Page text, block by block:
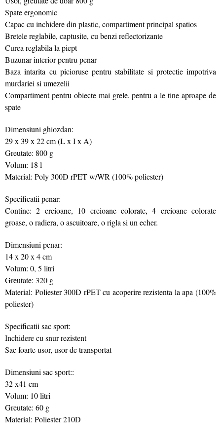
Spate ergonomic
Capac cu inchidere din plastic, compartiment principal spatios
Bretele reglabile, captusite, cu benzi reflectorizante
Curea reglabila la piept
Buzunar interior pentru penar
Baza intarita cu picioruse pentru stabilitate si protectie impotriva
murdariei si umezelii
Compartiment pentru obiecte mai grele, pentru a le tine aproape de
spate
Dimensiuni ghiozdan:
29 x 39 x 22 cm (L x I x A)
Greutate: 800 g
Volum: 18 l
Material: Poly 300D rPET w/WR (100% poliester)
Specificatii penar:
Contine: 2 creioane, 10 creioane colorate, 4 creioane colorate
groase, o radiera, o ascuitoare, o rigla si un echer.
Dimensiuni penar:
14 x 20 x 4 cm
Volum: 0, 5 litri
Greutate: 320 g
Material: Poliester 300D rPET cu acoperire rezistenta la apa (100%
poliester)
Specificatii sac sport:
Inchidere cu snur rezistent
Sac foarte usor, usor de transportat
Dimensiuni sac sport::
32 x41 cm
Volum: 10 litri
Greutate: 60 g
Material: Poliester 210D